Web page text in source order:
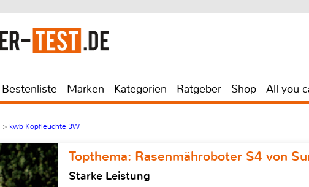
Bestenliste Marken Kategorien Ratgeber Shop All you
> kwb Kopfleuchte 3W
Topthema: Rasenmähroboter S4 von
Starke Leistung